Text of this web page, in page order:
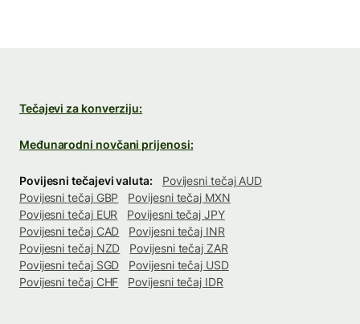
Tečajevi za konverziju:
Međunarodni novčani prijenosi:
Povijesni tečajevi valuta:
Povijesni tečaj AUD
Povijesni tečaj GBP
Povijesni tečaj MXN
Povijesni tečaj EUR
Povijesni tečaj JPY
Povijesni tečaj CAD
Povijesni tečaj INR
Povijesni tečaj NZD
Povijesni tečaj ZAR
Povijesni tečaj SGD
Povijesni tečaj USD
Povijesni tečaj CHF
Povijesni tečaj IDR